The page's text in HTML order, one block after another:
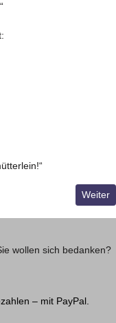
Weiter
wollen sich bedanken?